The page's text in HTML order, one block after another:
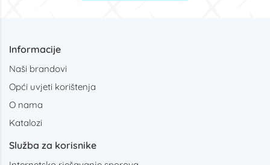
Informacije
Naši brandovi
Opći uvjeti korištenja
O nama
Katalozi
Služba za korisnike